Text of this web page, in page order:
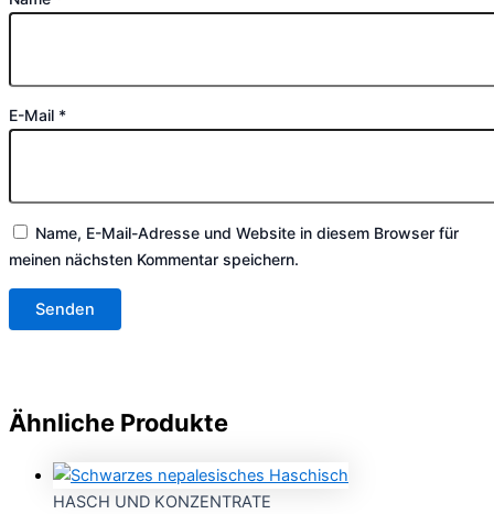
E-Mail *
Name, E-Mail-Adresse und Website in diesem Browser für
meinen nächsten Kommentar speichern.
Ähnliche Produkte
HASCH UND KONZENTRATE